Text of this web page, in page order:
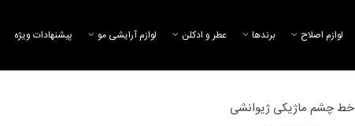
لوازم اصلاح برند‌ها عطر و ادکلن لوازم آرایشی مو پیشنهادات ویژه
خط چشم ماژیکی ژیوانشی